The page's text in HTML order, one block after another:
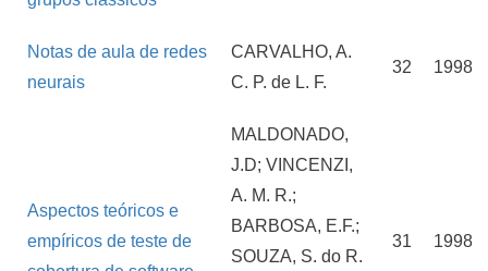
Notas de aula de redes
neurais
CARVALHO, A.
C. P. de L. F.
32 1998
Aspectos teóricos e
empíricos de teste de
MALDONADO,
J.D; VINCENZI,
A. M. R.;
BARBOSA, E.F.;
SOUZA, S. do R.
31 1998